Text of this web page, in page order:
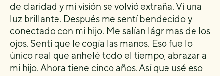
de claridad y mi visión se volvió extraña. Vi una
luz brillante. Después me sentí bendecido y
conectado con mi hijo. Me salían lágrimas de los
ojos. Sentí que le cogía las manos. Eso fue lo
único real que anhelé todo el tiempo, abrazar a
mi hijo. Ahora tiene cinco años. Así que usé eso